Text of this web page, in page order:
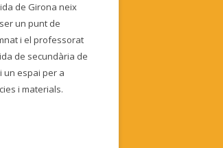
de Girona neix
un punt de
i el professorat
de secundària de
un espai per a
i materials.